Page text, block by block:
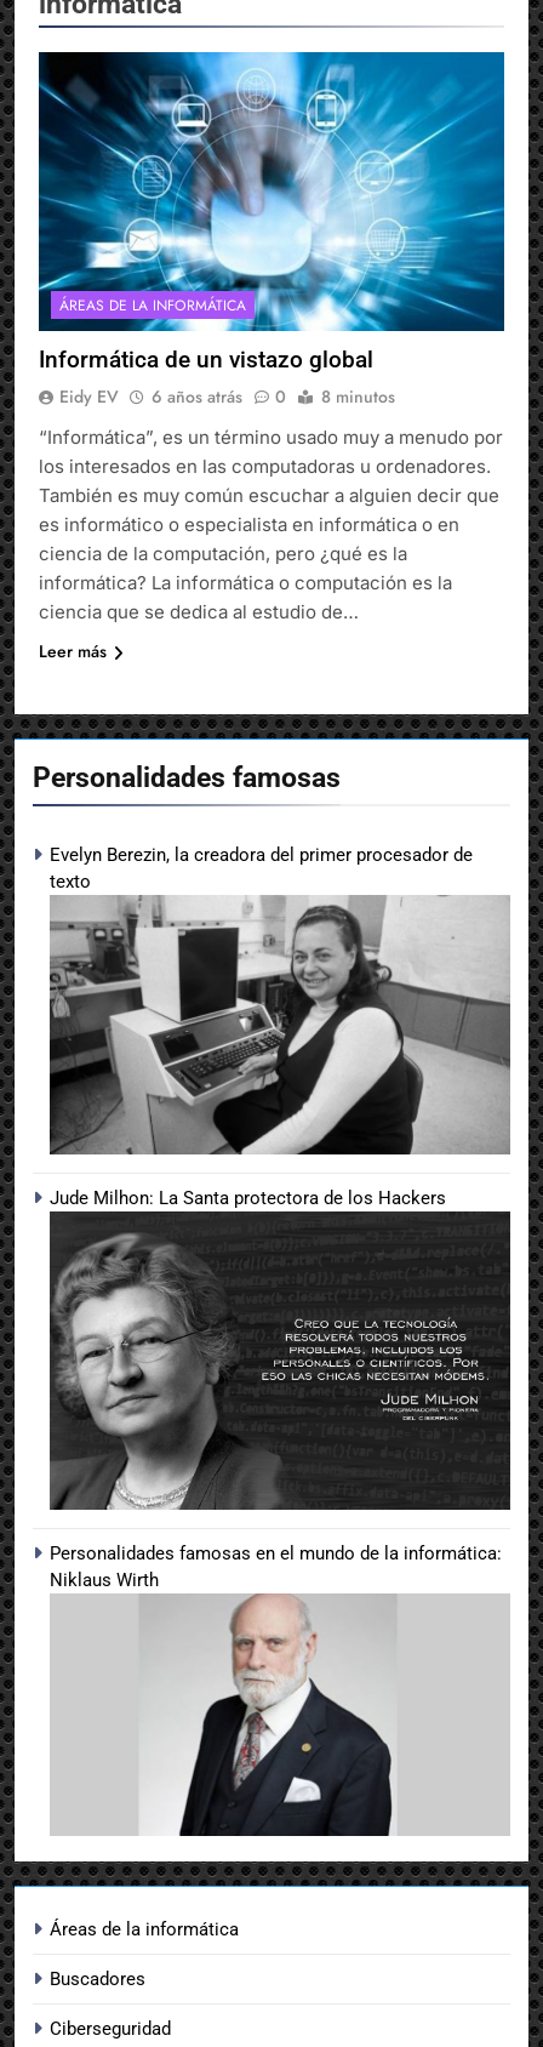
Personalidades famosas
Evelyn Berezin, la creadora del primer procesador de
texto
Jude Milhon: La Santa protectora de los Hackers
Personalidades famosas en el mundo de la informática:
Niklaus Wirth
Áreas de la informática
Buscadores
Ciberseguridad
ÁREAS DE LA INFORMÁTICA
Informática de un vistazo global
Eidy EV 6 años atrás 0 8 minutos
“Informática”, es un término usado muy a menudo por
los interesados en las computadoras u ordenadores.
También es muy común escuchar a alguien decir que
es informático o especialista en informática o en
ciencia de la computación, pero ¿qué es la
informática? La informática o computación es la
ciencia que se dedica al estudio de…
Leer más